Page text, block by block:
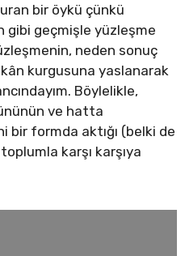
bir öykü çünkü
gibi geçmişle yüzleşme
neden sonuç
kurgusuna yaslanarak
Böylelikle,
ve hatta
bir formda aktığı (belki de
karşı karşıya